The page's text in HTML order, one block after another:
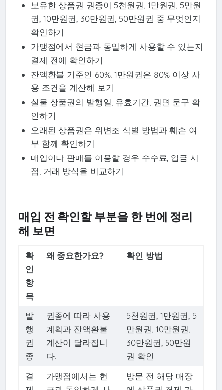
보유한 상품권 권종이 5천원권, 1만원권, 5만원
권, 10만원권, 30만원권, 50만원권 중 무엇인지
확인하기
가맹점에서 현금과 동일하게 사용할 수 있는지
결제 전에 확인하기
잔액환불 기준인 60%, 1만원권은 80% 이상 사
용 조건을 계산해 보기
실물 상품권의 발행일, 유효기간, 권면 문구 확
인하기
오래된 상품권은 위변조 식별 방법과 훼손 여
부 함께 확인하기
매입이나 판매를 이용할 경우 수수료, 입금 시
점, 거래 방식을 비교하기
매입 전 확인할 부분을 한 번에 정리
해 보면
확
인
항
목
왜 중요한가요? 확인 방법
발
행
권
종
권종에 따라 사용
계획과 잔액환불
계산이 달라집니
다.
5천원권, 1만원권, 5
만원권, 10만원권,
30만원권, 50만원
권 확인
결
가맹점에서는 현
방문 전 해당 매장